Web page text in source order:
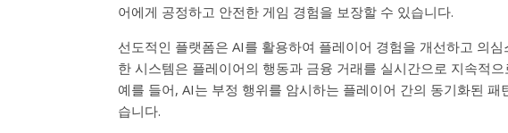
어에게 공정하고 안전한 게임 경험을 보장할 수 있습니다.
선도적인 플랫폼은 AI를 활용하여 플레이어 경험을 개선하고 의
한 시스템은 플레이어의 행동과 금융 거래를 실시간으로 지속적
예를 들어, AI는 부정 행위를 암시하는 플레이어 간의 동기화된
습니다.